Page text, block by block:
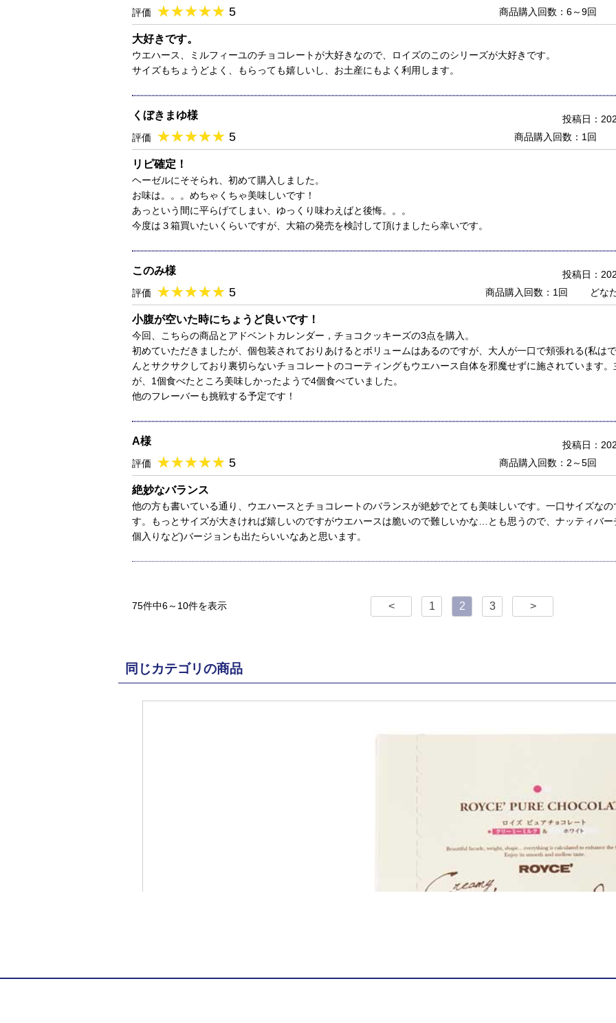
評価 ★★★★★
★★★★★ 5
商品購入回数：6～9回
大好きです。
ウエハース、ミルフィーユのチョコレートが大好きなので、ロイズのこのシリーズが大好きです。
サイズもちょうどよく、もらっても嬉しいし、お土産にもよく利用します。
くぼきまゆ様
評価 ★★★★★
★★★★★ 5
投稿日：
商品購入回数：1回
リピ確定！
ヘーゼルにそそられ、初めて購入しました。
お味は。。。めちゃくちゃ美味しいです！
あっという間に平らげてしまい、ゆっくり味わえばと後悔。。。
今度は３箱買いたいくらいですが、大箱の発売を検討して頂けましたら幸いです。
このみ様
評価 ★★★★★
★★★★★ 5
投稿日：
商品購入回数：1回
どな
小腹が空いた時にちょうど良いです！
今回、こちらの商品とアドベントカレンダー，チョコクッキーズの3点を購入。
初めていただきましたが、個包装されておりあけるとボリュームはあるのですが、大人が一口で頬張れる(私は
んとサクサクしており裏切らないチョコレートのコーティングもウエハース自体を邪魔せずに施されています
が、1個食べたところ美味しかったようで4個食べていました。
他のフレーバーも挑戦する予定です！
A様
評価 ★★★★★
★★★★★ 5
投稿日：
商品購入回数：2～5回
絶妙なバランス
他の方も書いている通り、ウエハースとチョコレートのバランスが絶妙でとても美味しいです。一口サイズな
す。もっとサイズが大きければ嬉しいのですがウエハースは脆いので難しいかな…とも思うので、ナッティバ
個入りなど)バージョンも出たらいいなあと思います。
75件中6～10件を表示 < 1 2 3 >
同じカテゴリの商品